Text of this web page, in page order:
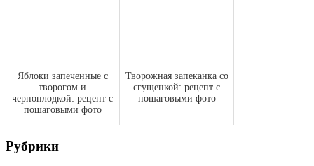
Яблоки запеченные с
творогом и
черноплодкой: рецепт с
пошаговыми фото
Творожная запеканка со
сгущенкой: рецепт с
пошаговыми фото
Рубрики